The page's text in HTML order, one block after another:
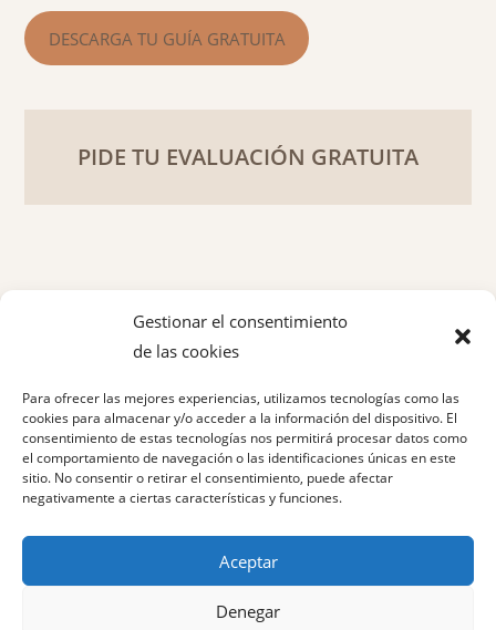
Gestionar el consentimiento
de las cookies
Para ofrecer las mejores experiencias, utilizamos tecnologías como las
cookies para almacenar y/o acceder a la información del dispositivo. El
consentimiento de estas tecnologías nos permitirá procesar datos como
el comportamiento de navegación o las identificaciones únicas en este
sitio. No consentir o retirar el consentimiento, puede afectar
negativamente a ciertas características y funciones.
Aceptar
Denegar
DESCARGA TU GUÍA GRATUITA
PIDE TU EVALUACIÓN GRATUITA
Política de privacidad
Aviso legal
Política de cookies